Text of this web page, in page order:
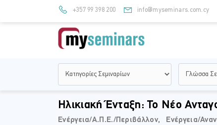
+357 99 398 200 info@myseminars.com.cy
Ηλικιακή Ένταξη: Το Νέο
Ενέργεια/Α.Π.Ε./Περιβάλλον,⠀ Ενέργεια/